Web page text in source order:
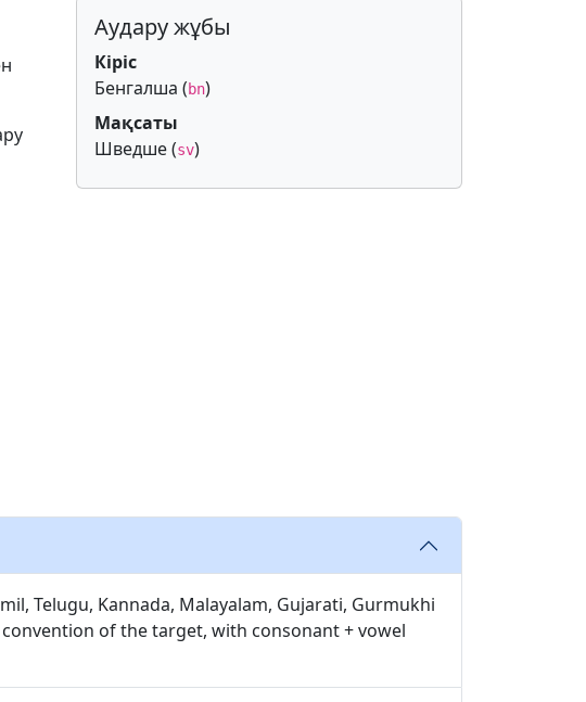
Аудару жұбы
Кіріс
Бенгалша (bn)
Мақсаты
Шведше (sv)
Telugu, Kannada, Malayalam, Gujarati, Gurmukhi
of the target, with consonant + vowel